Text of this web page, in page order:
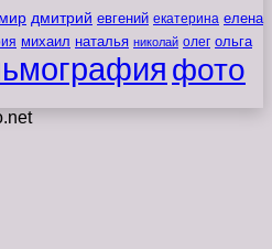
дмитрий евгений екатерина елена
михаил наталья николай олег ольга
фото